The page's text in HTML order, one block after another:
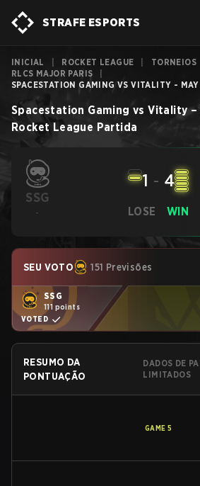
STRAFE ESPORTS
INICIAL ROCKET LEAGUE TORNEIOS
RLCS MAJOR PARIS
SPACESTATION GAMING VS VITALITY -
Spacestation Gaming vs Vitality–
Rocket League Partida
SSG
- LOSE
1 - 4
WIN
SEU VOTO 151 Previsões
SSG
111 points
VOTED
RESUMO DA
PONTUAÇÃO
DADOS DE
LIMITADOS
GAME 5